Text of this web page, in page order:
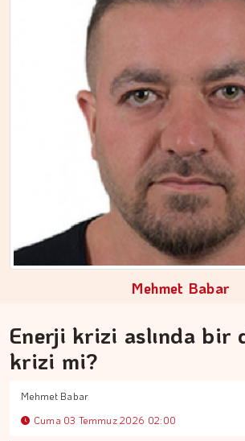
Mehmet Babar
Enerji krizi aslında bir
krizi mi?
Mehmet Babar
Cuma 03 Temmuz 2026 02:00
Çıkış kapısında kuyruk…